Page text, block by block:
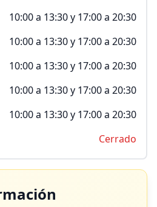
10:00 a 13:30 y 17:00 a 20:30
10:00 a 13:30 y 17:00 a 20:30
10:00 a 13:30 y 17:00 a 20:30
10:00 a 13:30 y 17:00 a 20:30
10:00 a 13:30 y 17:00 a 20:30
Cerrado